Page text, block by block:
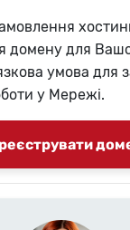
домену для
умова для
у Мережі.